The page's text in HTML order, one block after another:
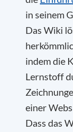
in seinem
Das Wiki
indem die
Lernstoff
einer
Dass das